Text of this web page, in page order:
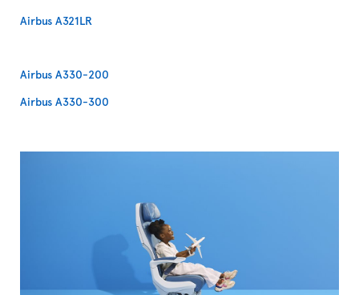
Airbus A321LR
Airbus A330-200
Airbus A330-300